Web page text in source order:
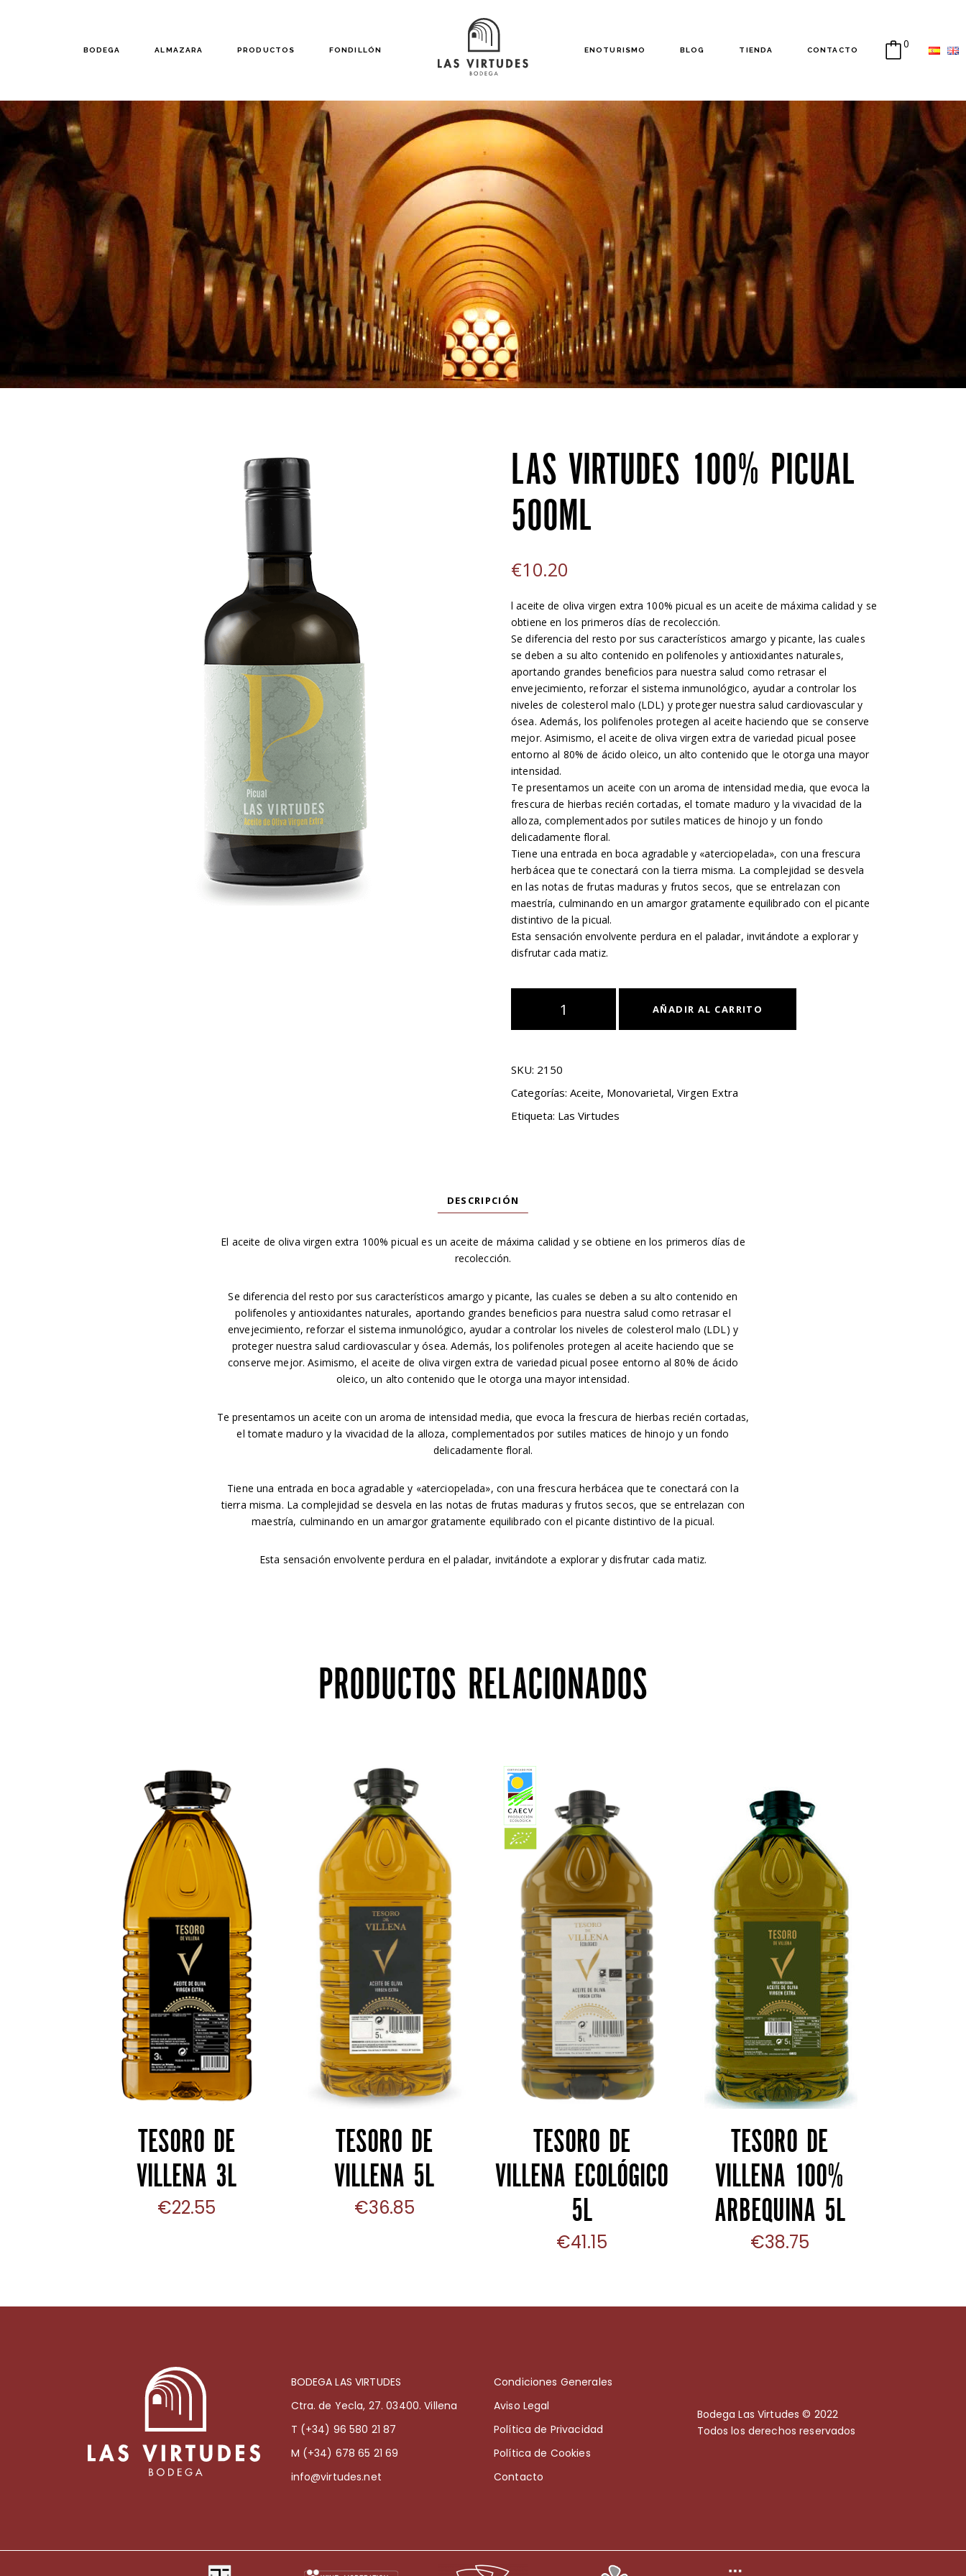
BODEGA ALMAZARA PRODUCTOS FONDILLÓN ENOTURISMO BLOG TIENDA CONTACTO 0
LAS VIRTUDES 100% PICUAL
500ML
€10.20
l aceite de oliva virgen extra 100% picual es un aceite de máxima calidad y se
obtiene en los primeros días de recolección.
Se diferencia del resto por sus característicos amargo y picante, las cuales
se deben a su alto contenido en polifenoles y antioxidantes naturales,
aportando grandes beneficios para nuestra salud como retrasar el
envejecimiento, reforzar el sistema inmunológico, ayudar a controlar los
niveles de colesterol malo (LDL) y proteger nuestra salud cardiovascular y
ósea. Además, los polifenoles protegen al aceite haciendo que se conserve
mejor. Asimismo, el aceite de oliva virgen extra de variedad picual posee
entorno al 80% de ácido oleico, un alto contenido que le otorga una mayor
intensidad.
Te presentamos un aceite con un aroma de intensidad media, que evoca la
frescura de hierbas recién cortadas, el tomate maduro y la vivacidad de la
alloza, complementados por sutiles matices de hinojo y un fondo
delicadamente floral.
Tiene una entrada en boca agradable y «aterciopelada», con una frescura
herbácea que te conectará con la tierra misma. La complejidad se desvela
en las notas de frutas maduras y frutos secos, que se entrelazan con
maestría, culminando en un amargor gratamente equilibrado con el picante
distintivo de la picual.
Esta sensación envolvente perdura en el paladar, invitándote a explorar y
disfrutar cada matiz.
100%
500ml
cantidad
AÑADIR AL CARRITO
SKU: 2150
Categorías: Aceite, Monovarietal, Virgen Extra
Etiqueta: Las Virtudes
DESCRIPCIÓN
El aceite de oliva virgen extra 100% picual es un aceite de máxima calidad y se obtiene en los primeros días de
recolección.
Se diferencia del resto por sus característicos amargo y picante, las cuales se deben a su alto contenido en
polifenoles y antioxidantes naturales, aportando grandes beneficios para nuestra salud como retrasar el
envejecimiento, reforzar el sistema inmunológico, ayudar a controlar los niveles de colesterol malo (LDL) y
proteger nuestra salud cardiovascular y ósea. Además, los polifenoles protegen al aceite haciendo que se
conserve mejor. Asimismo, el aceite de oliva virgen extra de variedad picual posee entorno al 80% de ácido
oleico, un alto contenido que le otorga una mayor intensidad.
Te presentamos un aceite con un aroma de intensidad media, que evoca la frescura de hierbas recién cortadas,
el tomate maduro y la vivacidad de la alloza, complementados por sutiles matices de hinojo y un fondo
delicadamente floral.
Tiene una entrada en boca agradable y «aterciopelada», con una frescura herbácea que te conectará con la
tierra misma. La complejidad se desvela en las notas de frutas maduras y frutos secos, que se entrelazan con
maestría, culminando en un amargor gratamente equilibrado con el picante distintivo de la picual.
Esta sensación envolvente perdura en el paladar, invitándote a explorar y disfrutar cada matiz.
PRODUCTOS RELACIONADOS
AÑADIR AL
CARRITO
TESORO DE
VILLENA 3L
€22.55
AÑADIR AL
CARRITO
TESORO DE
VILLENA 5L
€36.85
AÑADIR AL
CARRITO
TESORO DE
VILLENA ECOLÓGICO
5L
€41.15
AÑADIR AL
CARRITO
TESORO DE
VILLENA 100%
ARBEQUINA 5L
€38.75
BODEGA LAS VIRTUDES
Ctra. de Yecla, 27. 03400. Villena
T (+34) 96 580 21 87
M (+34) 678 65 21 69
info@virtudes.net
Condiciones Generales
Aviso Legal
Política de Privacidad
Política de Cookies
Contacto
Bodega Las Virtudes © 2022
Todos los derechos reservados